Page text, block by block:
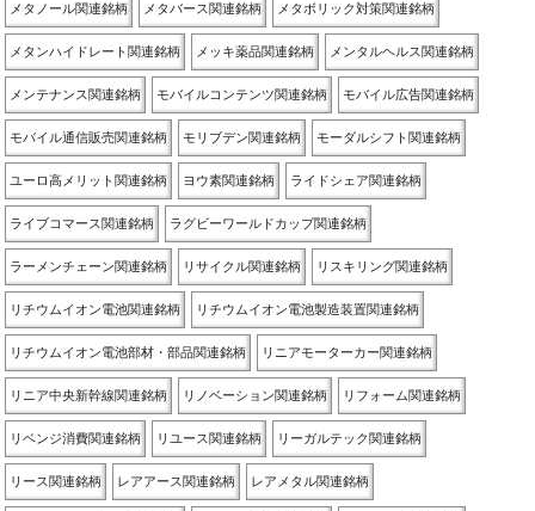
メタノール関連銘柄 メタバース関連銘柄 メタボリック対策関連銘柄
メタンハイドレート関連銘柄 メッキ薬品関連銘柄 メンタルヘルス関連銘柄
メンテナンス関連銘柄 モバイルコンテンツ関連銘柄 モバイル広告関連銘柄
モバイル通信販売関連銘柄 モリブデン関連銘柄 モーダルシフト関連銘柄
ユーロ高メリット関連銘柄 ヨウ素関連銘柄 ライドシェア関連銘柄
ライブコマース関連銘柄 ラグビーワールドカップ関連銘柄
ラーメンチェーン関連銘柄 リサイクル関連銘柄 リスキリング関連銘柄
リチウムイオン電池関連銘柄 リチウムイオン電池製造装置関連銘柄
リチウムイオン電池部材・部品関連銘柄 リニアモーターカー関連銘柄
リニア中央新幹線関連銘柄 リノベーション関連銘柄 リフォーム関連銘柄
リベンジ消費関連銘柄 リユース関連銘柄 リーガルテック関連銘柄
リース関連銘柄 レアアース関連銘柄 レアメタル関連銘柄